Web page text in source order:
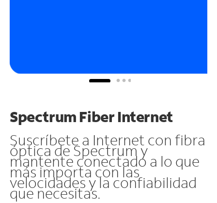
Spectrum Fiber Internet
Suscríbete a Internet con fibra
óptica de Spectrum y
mantente conectado a lo que
más importa con las
velocidades y la confiabilidad
que necesitas.